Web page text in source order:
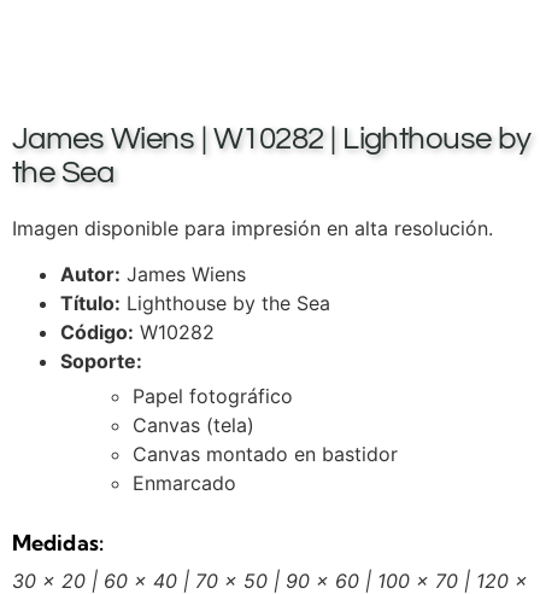
James Wiens | W10282 | Lighthouse by
the Sea
Imagen disponible para impresión en alta resolución.
Autor: James Wiens
Título: Lighthouse by the Sea
Código: W10282
Soporte:
Papel fotográfico
Canvas (tela)
Canvas montado en bastidor
Enmarcado
Medidas:
30 x 20 | 60 x 40 | 70 x 50 | 90 x 60 | 100 x 70 | 120 x